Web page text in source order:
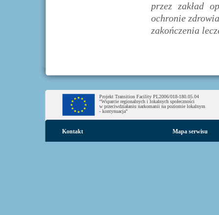
przez zakład
ochronie
zakończenia
Projekt Transition Facility PL2006/018-180.05.04
"Wsparcie regionalnych i lokalnych społeczności
w przeciwdziałaniu narkomanii na poziomie lokalnym
- kontynuacja"
Kontakt Mapa serwisu